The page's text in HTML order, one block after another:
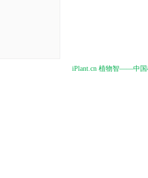
iPlant.cn 植物智——中国